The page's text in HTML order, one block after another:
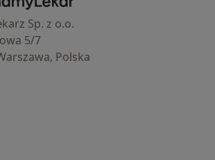
Sp. z o.o.
5/7
Polska